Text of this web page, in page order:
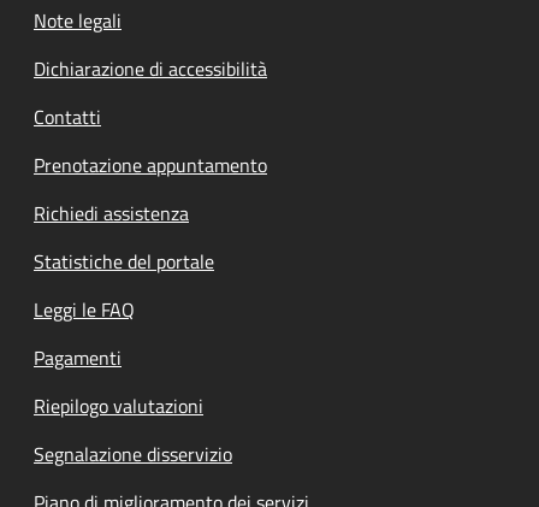
Note legali
Dichiarazione di accessibilità
Contatti
Prenotazione appuntamento
Richiedi assistenza
Statistiche del portale
Leggi le FAQ
Pagamenti
Riepilogo valutazioni
Segnalazione disservizio